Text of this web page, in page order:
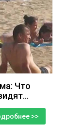
Что
>>